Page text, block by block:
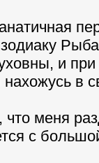
и
нахожусь в
что меня
с